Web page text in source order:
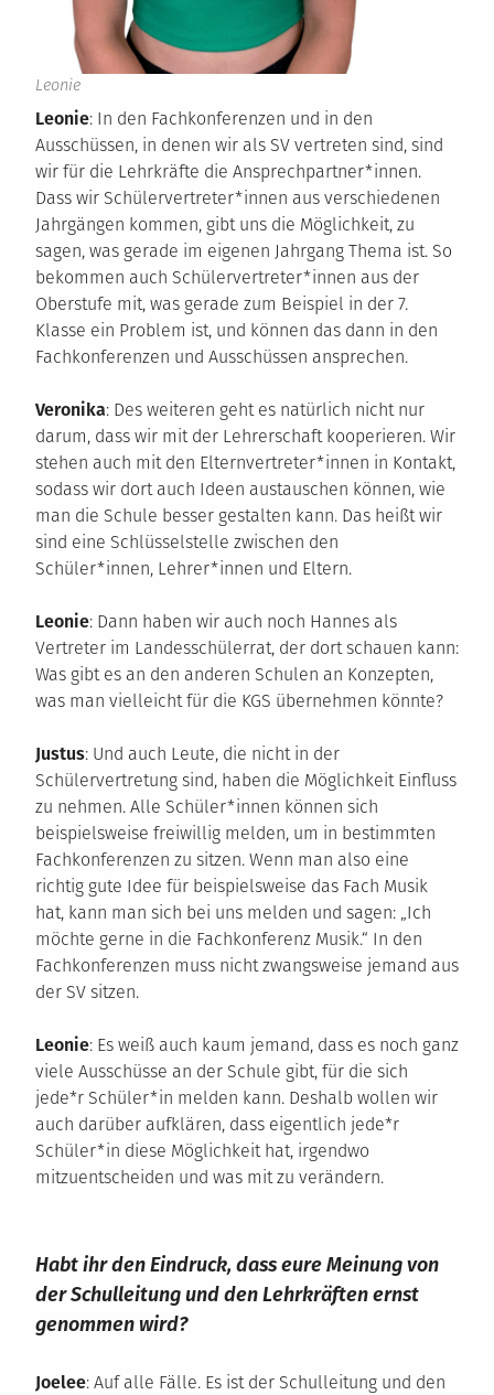
Leonie
Leonie: In den Fachkonferenzen und in den
Ausschüssen, in denen wir als SV vertreten sind, sind
wir für die Lehrkräfte die Ansprechpartner*innen.
Dass wir Schülervertreter*innen aus verschiedenen
Jahrgängen kommen, gibt uns die Möglichkeit, zu
sagen, was gerade im eigenen Jahrgang Thema ist. So
bekommen auch Schülervertreter*innen aus der
Oberstufe mit, was gerade zum Beispiel in der 7.
Klasse ein Problem ist, und können das dann in den
Fachkonferenzen und Ausschüssen ansprechen.
Veronika: Des weiteren geht es natürlich nicht nur
darum, dass wir mit der Lehrerschaft kooperieren. Wir
stehen auch mit den Elternvertreter*innen in Kontakt,
sodass wir dort auch Ideen austauschen können, wie
man die Schule besser gestalten kann. Das heißt wir
sind eine Schlüsselstelle zwischen den
Schüler*innen, Lehrer*innen und Eltern.
Leonie: Dann haben wir auch noch Hannes als
Vertreter im Landesschülerrat, der dort schauen kann:
Was gibt es an den anderen Schulen an Konzepten,
was man vielleicht für die KGS übernehmen könnte?
Justus: Und auch Leute, die nicht in der
Schülervertretung sind, haben die Möglichkeit Einfluss
zu nehmen. Alle Schüler*innen können sich
beispielsweise freiwillig melden, um in bestimmten
Fachkonferenzen zu sitzen. Wenn man also eine
richtig gute Idee für beispielsweise das Fach Musik
hat, kann man sich bei uns melden und sagen: „Ich
möchte gerne in die Fachkonferenz Musik.“ In den
Fachkonferenzen muss nicht zwangsweise jemand aus
der SV sitzen.
Leonie: Es weiß auch kaum jemand, dass es noch ganz
viele Ausschüsse an der Schule gibt, für die sich
jede*r Schüler*in melden kann. Deshalb wollen wir
auch darüber aufklären, dass eigentlich jede*r
Schüler*in diese Möglichkeit hat, irgendwo
mitzuentscheiden und was mit zu verändern.
Habt ihr den Eindruck, dass eure Meinung von
der Schulleitung und den Lehrkräften ernst
genommen wird?
Joelee: Auf alle Fälle. Es ist der Schulleitung und den